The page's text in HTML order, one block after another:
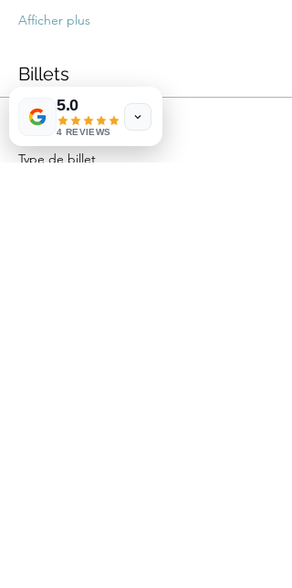
Afficher plus
Billets
Vente expirée
Type de billet
5.0
4 REVIEWS